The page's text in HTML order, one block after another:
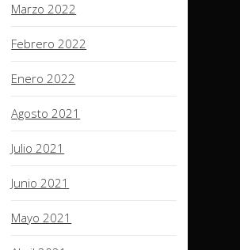
Marzo 2022
Febrero 2022
Enero 2022
Agosto 2021
Julio 2021
Junio 2021
Mayo 2021